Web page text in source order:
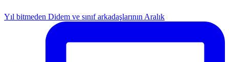
Yıl bitmeden Didem ve sınıf arkadaşlarının Aralık